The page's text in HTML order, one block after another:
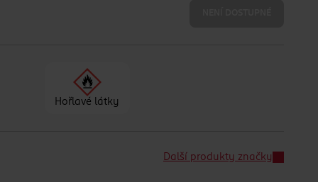
Hořlavé látky
Další produkty značky